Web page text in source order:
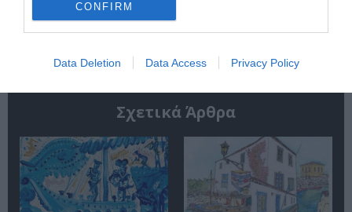
CONFIRM
Data Deletion Data Access Privacy Policy
Ακολουθήστε το Culturenow.gr
Σχετικά Άρθρα